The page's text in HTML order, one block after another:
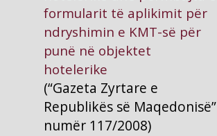
formularit të aplikimit për
ndryshimin e KMT-së për
punë në objektet
hotelerike
(“Gazeta Zyrtare e
Republikës së Maqedonisë”
numër 117/2008)